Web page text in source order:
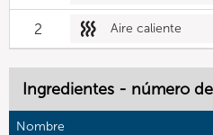
2 Aire caliente
Ingredientes - número
Nombre